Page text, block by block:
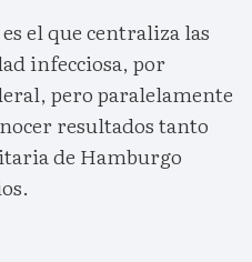
el que centraliza las
infecciosa, por
pero paralelamente
resultados tanto
de Hamburgo